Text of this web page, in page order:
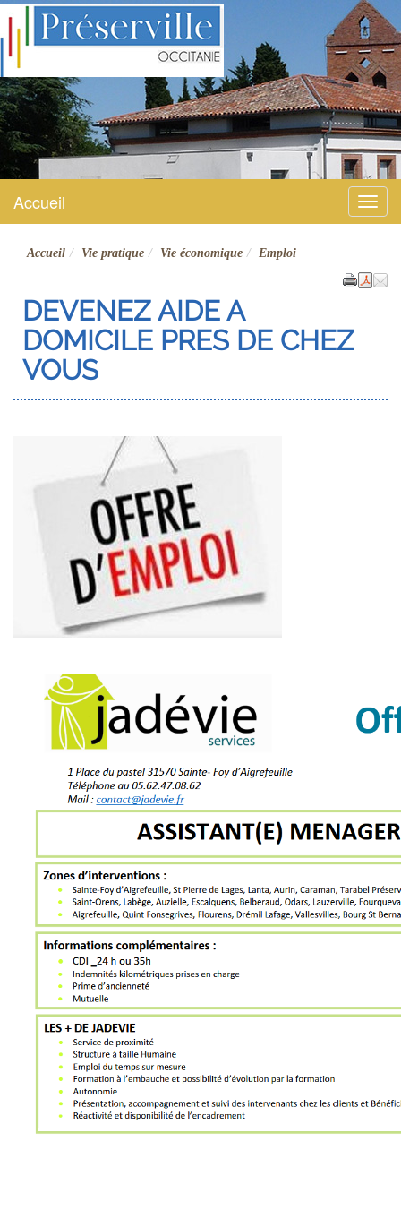
Préserville
Site officiel
Menu
Accueil
Accueil Vie pratique Vie économique Emploi
DEVENEZ AIDE A
DOMICILE PRES DE CHEZ
VOUS